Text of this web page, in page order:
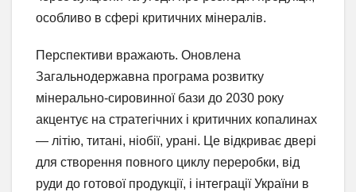
особливо в сфері критичних мінералів.
Перспективи вражають. Оновлена
Загальнодержавна програма розвитку
мінерально-сировинної бази до 2030 року
акцентує на стратегічних і критичних копалинах
— літію, титані, ніобії, урані. Це відкриває двері
для створення повного циклу переробки, від
руди до готової продукції, і інтеграції України в